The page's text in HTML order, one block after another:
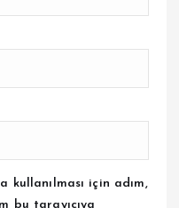
kullanılması için adım,
bu tarayıcıya